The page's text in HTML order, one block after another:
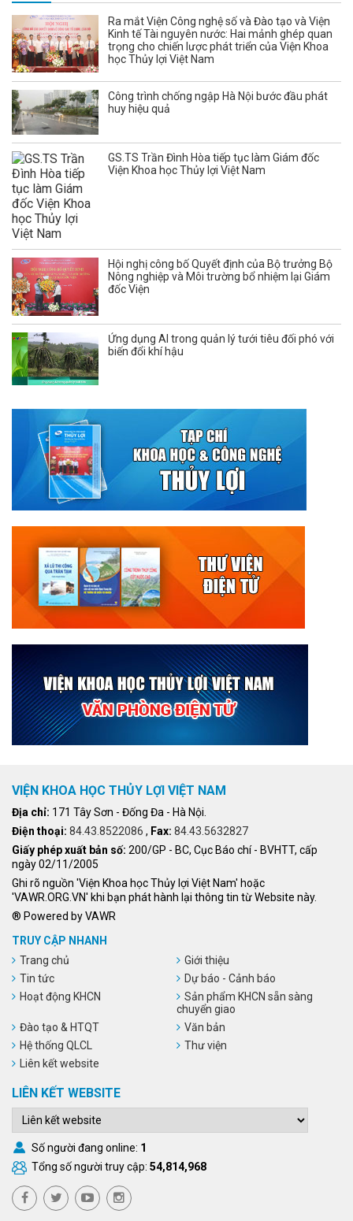
Ra mắt Viện Công nghệ số và Đào tạo và Viện
Kinh tế Tài nguyên nước: Hai mảnh ghép quan
trọng cho chiến lược phát triển của Viện Khoa
học Thủy lợi Việt Nam
Công trình chống ngập Hà Nội bước đầu phát
huy hiệu quả
GS.TS Trần Đình Hòa tiếp tục làm Giám đốc
Viện Khoa học Thủy lợi Việt Nam
Hội nghị công bố Quyết định của Bộ trưởng Bộ
Nông nghiệp và Môi trường bổ nhiệm lại Giám
đốc Viện
Ứng dụng AI trong quản lý tưới tiêu đối phó với
biến đổi khí hậu
VIỆN KHOA HỌC THỦY LỢI VIỆT NAM
Địa chỉ: 171 Tây Sơn - Đống Đa - Hà Nội.
Điện thoại: 84.43.8522086 , Fax: 84.43.5632827
Giấy phép xuất bản số: 200/GP - BC, Cục Báo chí - BVHTT, cấp
ngày 02/11/2005
Ghi rõ nguồn 'Viện Khoa học Thủy lợi Việt Nam' hoặc
'VAWR.ORG.VN' khi bạn phát hành lại thông tin từ Website này.
® Powered by VAWR
TRUY CẬP NHANH
Trang chủ
Giới thiệu
Tin tức
Dự báo - Cảnh báo
Hoạt động KHCN
Sản phẩm KHCN sẵn sàng
chuyển giao
Đào tạo & HTQT
Văn bản
Hệ thống QLCL
Thư viện
Liên kết website
LIÊN KẾT WEBSITE
Số người đang online: 1
Tổng số người truy cập: 54,814,968